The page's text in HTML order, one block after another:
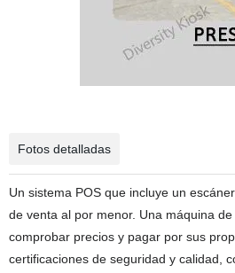
Fotos detalladas
Un sistema POS que incluye un
de venta al por menor. Una máquina
comprobar precios y pagar por sus
certificaciones de seguridad y calidad,